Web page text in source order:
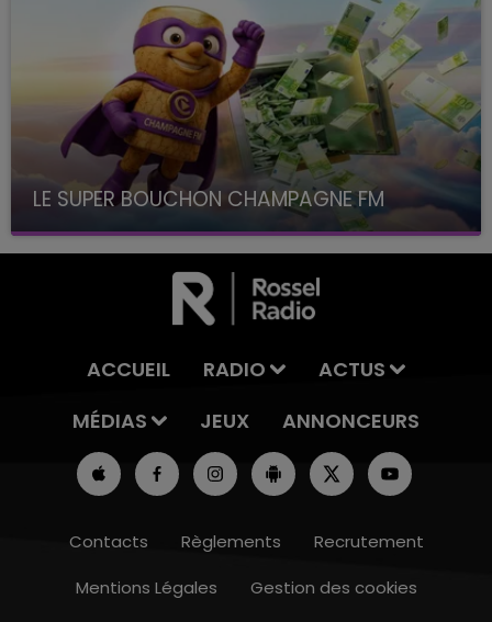
LE SUPER BOUCHON CHAMPAGNE FM
avec La Famille Champagne FM, à 8H10
ACCUEIL RADIO
ACTUS
MÉDIAS
JEUX ANNONCEURS
Contacts Règlements
Recrutement
Mentions Légales
Gestion des cookies